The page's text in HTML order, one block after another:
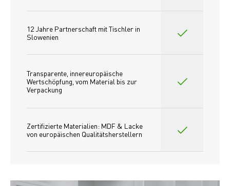
12 Jahre Partnerschaft mit Tischler in
Slowenien
Transparente, innereuropäische
Wertschöpfung, vom Material bis zur
Verpackung
Zertifizierte Materialien: MDF & Lacke
von europäischen Qualitätsherstellern